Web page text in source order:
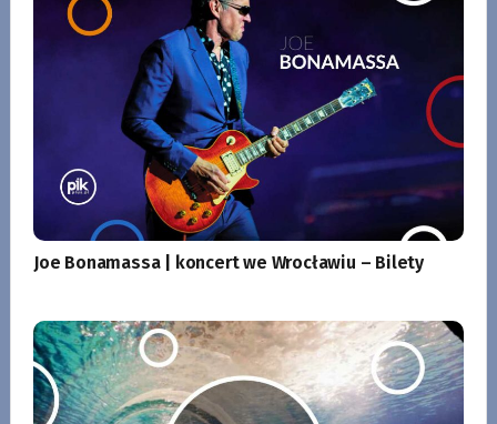
Joe Bonamassa | koncert we Wrocławiu – Bilety